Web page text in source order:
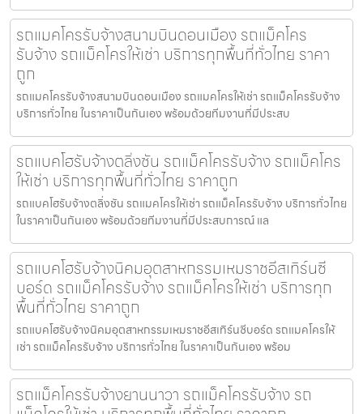
รถแมคโครรับจ้างสนามบินดอนเมือง รถแม็คโคร
รับจ้าง รถแม็คโครให้เช่า บริการทุกพื้นที่ทั่วไทย ราคา
ถูก
รถแมคโครรับจ้างสนามบินดอนเมือง รถแมคโครให้เช่า รถแม็คโครรับจ้าง
บริการทั่วไทย ในราคาเป็นกันเอง พร้อมด้วยทีมงานที่มีประสบ
รถแบคโฮรับจ้างตลิ่งชัน รถแม็คโครรับจ้าง รถแม็คโคร
ให้เช่า บริการทุกพื้นที่ทั่วไทย ราคาถูก
รถแบคโฮรับจ้างตลิ่งชัน รถแมคโครให้เช่า รถแม็คโครรับจ้าง บริการทั่วไทย
ในราคาเป็นกันเอง พร้อมด้วยทีมงานที่มีประสบการณ์ แล
รถแบคโฮรับจ้างนิคมอุตสาหกรรมเหมราชอีสเทิร์นซี
บอร์ด รถแม็คโครรับจ้าง รถแม็คโครให้เช่า บริการทุก
พื้นที่ทั่วไทย ราคาถูก
รถแบคโฮรับจ้างนิคมอุตสาหกรรมเหมราชอีสเทิร์นซีบอร์ด รถแมคโครให้
เช่า รถแม็คโครรับจ้าง บริการทั่วไทย ในราคาเป็นกันเอง พร้อม
รถแม็คโครรับจ้างยานนาวา รถแม็คโครรับจ้าง รถ